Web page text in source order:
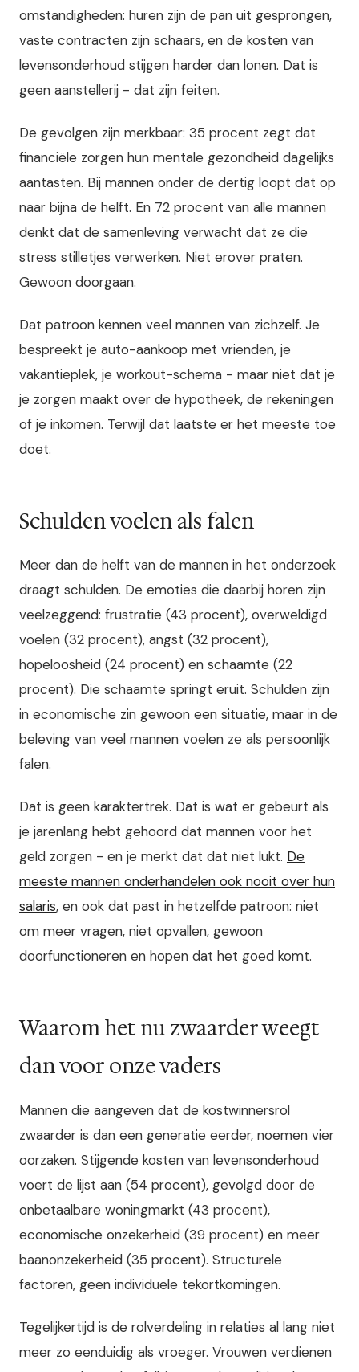
omstandigheden: huren zijn de pan uit gesprongen,
vaste contracten zijn schaars, en de kosten van
levensonderhoud stijgen harder dan lonen. Dat is
geen aanstellerij - dat zijn feiten.
De gevolgen zijn merkbaar: 35 procent zegt dat
financiële zorgen hun mentale gezondheid dagelijks
aantasten. Bij mannen onder de dertig loopt dat op
naar bijna de helft. En 72 procent van alle mannen
denkt dat de samenleving verwacht dat ze die
stress stilletjes verwerken. Niet erover praten.
Gewoon doorgaan.
Dat patroon kennen veel mannen van zichzelf. Je
bespreekt je auto-aankoop met vrienden, je
vakantieplek, je workout-schema - maar niet dat je
je zorgen maakt over de hypotheek, de rekeningen
of je inkomen. Terwijl dat laatste er het meeste toe
doet.
Schulden voelen als falen
Meer dan de helft van de mannen in het onderzoek
draagt schulden. De emoties die daarbij horen zijn
veelzeggend: frustratie (43 procent), overweldigd
voelen (32 procent), angst (32 procent),
hopeloosheid (24 procent) en schaamte (22
procent). Die schaamte springt eruit. Schulden zijn
in economische zin gewoon een situatie, maar in de
beleving van veel mannen voelen ze als persoonlijk
falen.
Dat is geen karaktertrek. Dat is wat er gebeurt als
je jarenlang hebt gehoord dat mannen voor het
geld zorgen - en je merkt dat dat niet lukt. De
meeste mannen onderhandelen ook nooit over hun
salaris, en ook dat past in hetzelfde patroon: niet
om meer vragen, niet opvallen, gewoon
doorfunctioneren en hopen dat het goed komt.
Waarom het nu zwaarder weegt
dan voor onze vaders
Mannen die aangeven dat de kostwinnersrol
zwaarder is dan een generatie eerder, noemen vier
oorzaken. Stijgende kosten van levensonderhoud
voert de lijst aan (54 procent), gevolgd door de
onbetaalbare woningmarkt (43 procent),
economische onzekerheid (39 procent) en meer
baanonzekerheid (35 procent). Structurele
factoren, geen individuele tekortkomingen.
Tegelijkertijd is de rolverdeling in relaties al lang niet
meer zo eenduidig als vroeger. Vrouwen verdienen